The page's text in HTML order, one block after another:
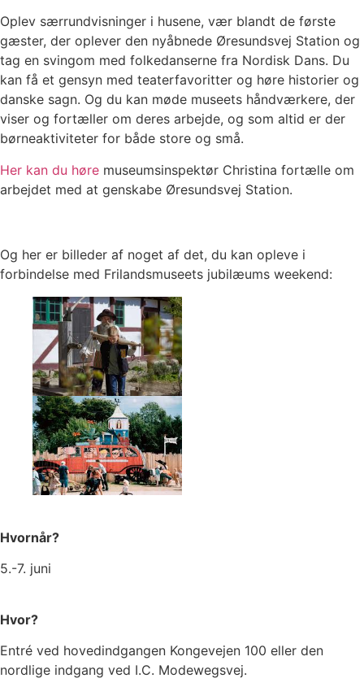
Oplev særrundvisninger i husene, vær blandt de første
gæster, der oplever den nyåbnede Øresundsvej Station og
tag en svingom med folkedanserne fra Nordisk Dans. Du
kan få et gensyn med teaterfavoritter og høre historier og
danske sagn. Og du kan møde museets håndværkere, der
viser og fortæller om deres arbejde, og som altid er der
børneaktiviteter for både store og små.
Her kan du høre museumsinspektør Christina fortælle om
arbejdet med at genskabe Øresundsvej Station.
Og her er billeder af noget af det, du kan opleve i
forbindelse med Frilandsmuseets jubilæums weekend:
Hvornår?
5.-7. juni
Hvor?
Entré ved hovedindgangen Kongevejen 100 eller den
nordlige indgang ved I.C. Modewegsvej.